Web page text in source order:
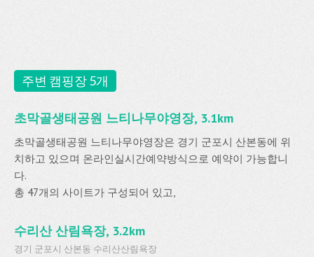
주변 캠핑장 5개
초막골생태공원 느티나무야영장, 3.1km
초막골생태공원 느티나무야영장은 경기 군포시 산본동에 위
치하고 있으며 온라인실시간예약방식으로 예약이 가능합니
다.
총 47개의 사이트가 구성되어 있고,
수리산 산림욕장, 3.2km
경기 군포시 산본동 수리산산림욕장